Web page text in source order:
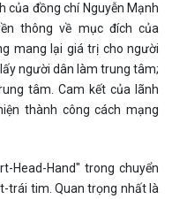
của đồng chí Nguyễn Mạnh
thông về mục đích của
mang lại giá trị cho người
người dân làm trung tâm;
tâm. Cam kết của lãnh
thành công cách mạng
Head-Hand" trong chuyển
trái tim. Quan trọng nhất là